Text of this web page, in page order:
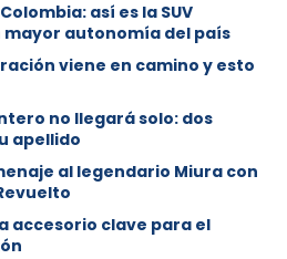
así es la SUV
autonomía del país
viene en camino y esto
no llegará solo: dos
apellido
al legendario Miura con
accesorio clave para el